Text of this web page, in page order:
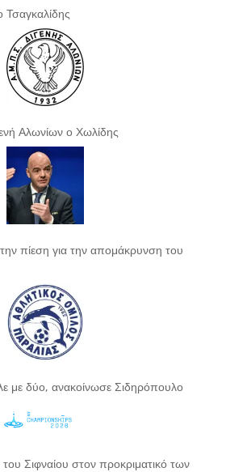
Τσαγκαλίδης
Αλωνίων ο Χωλίδης
πίεση για την απομάκρυνση του
με δύο, ανακοίνωσε Σιδηρόπουλο
Σιφναίου στον προκριματικό των